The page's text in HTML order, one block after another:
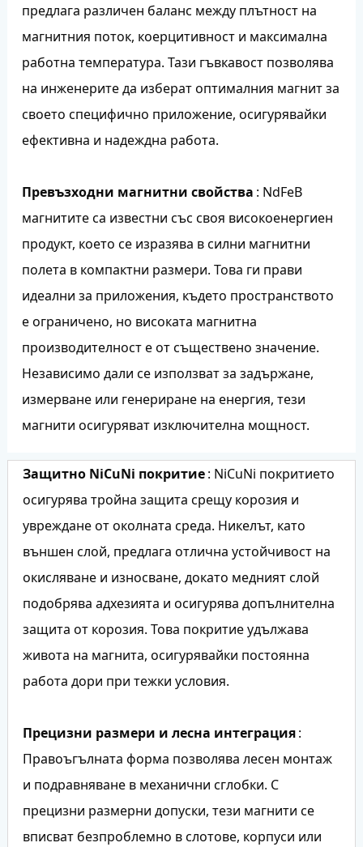
предлага различен баланс между плътност на
магнитния поток, коерцитивност и максимална
работна температура. Тази гъвкавост позволява
на инженерите да изберат оптималния магнит за
своето специфично приложение, осигурявайки
ефективна и надеждна работа.
Превъзходни магнитни свойства : NdFeB
магнитите са известни със своя високоенергиен
продукт, което се изразява в силни магнитни
полета в компактни размери. Това ги прави
идеални за приложения, където пространството
е ограничено, но високата магнитна
производителност е от съществено значение.
Независимо дали се използват за задържане,
измерване или генериране на енергия, тези
магнити осигуряват изключителна мощност.
Защитно NiCuNi покритие: NiCuNi покритието
осигурява тройна защита срещу корозия и
увреждане от околната среда. Никелът, като
външен слой, предлага отлична устойчивост на
окисляване и износване, докато медният слой
подобрява адхезията и осигурява допълнителна
защита от корозия. Това покритие удължава
живота на магнита, осигурявайки постоянна
работа дори при тежки условия.
Прецизни размери и лесна интеграция:
Правоъгълната форма позволява лесен монтаж
и подравняване в механични сглобки. С
прецизни размерни допуски, тези магнити се
вписват безпроблемно в слотове, корпуси или